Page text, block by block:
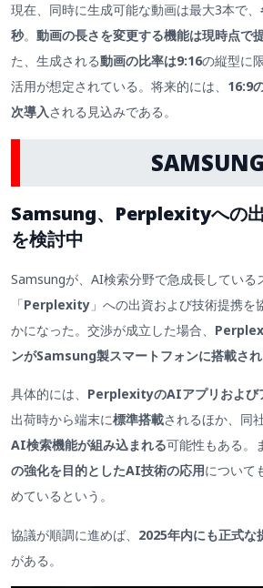
現在、同時に生成可能な動画は最大3本で、
秒。 動画の長さを変更する機能は現時点で
た、生成される動画の比率は9:16の縦型に
活用が想定されている。将来的には、 16:9
次導入される見込みである。
SAMSUNG
Samsung、Perplexityへの
を検討中
Samsungが、AI検索分野で急成長している
「Perplexity 」への出資および技術提携を
かになった。交渉が成立した場合、
ンがSamsung製スマートフォンに搭載さ
具体的には、 PerplexityのAIアプリおよび
出荷時から端末に標準搭載されるほか、同
AI検索機能が組み込まれる可能性もある。
の強化を目的としたAI技術の応用について
めているという。
協議が順調に進めば、 2025年内にも正式な
がある。